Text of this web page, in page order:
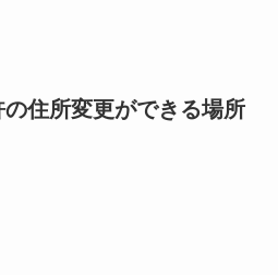
住所変更ができる場所